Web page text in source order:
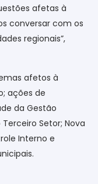
afetas à
conversar com os
regionais”,
afetos à
ações de
da Gestão
Setor; Nova
Interno e